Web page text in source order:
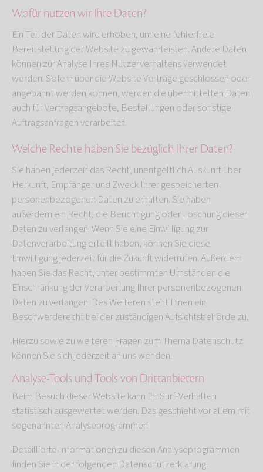
Wofür nutzen wir Ihre Daten?
Ein Teil der Daten wird erhoben, um eine fehlerfreie
Bereitstellung der Website zu gewährleisten. Andere Daten
können zur Analyse Ihres Nutzerverhaltens verwendet
werden. Sofern über die Website Verträge geschlossen oder
angebahnt werden können, werden die übermittelten Daten
auch für Vertragsangebote, Bestellungen oder sonstige
Auftragsanfragen verarbeitet.
Welche Rechte haben Sie bezüglich Ihrer Daten?
Sie haben jederzeit das Recht, unentgeltlich Auskunft über
Herkunft, Empfänger und Zweck Ihrer gespeicherten
personenbezogenen Daten zu erhalten. Sie haben
außerdem ein Recht, die Berichtigung oder Löschung dieser
Daten zu verlangen. Wenn Sie eine Einwilligung zur
Datenverarbeitung erteilt haben, können Sie diese
Einwilligung jederzeit für die Zukunft widerrufen. Außerdem
haben Sie das Recht, unter bestimmten Umständen die
Einschränkung der Verarbeitung Ihrer personenbezogenen
Daten zu verlangen. Des Weiteren steht Ihnen ein
Beschwerderecht bei der zuständigen Aufsichtsbehörde zu.
Hierzu sowie zu weiteren Fragen zum Thema Datenschutz
können Sie sich jederzeit an uns wenden.
Analyse-Tools und Tools von Dritt­anbietern
Beim Besuch dieser Website kann Ihr Surf-Verhalten
statistisch ausgewertet werden. Das geschieht vor allem mit
sogenannten Analyseprogrammen.
Detaillierte Informationen zu diesen Analyseprogrammen
finden Sie in der folgenden Datenschutzerklärung.